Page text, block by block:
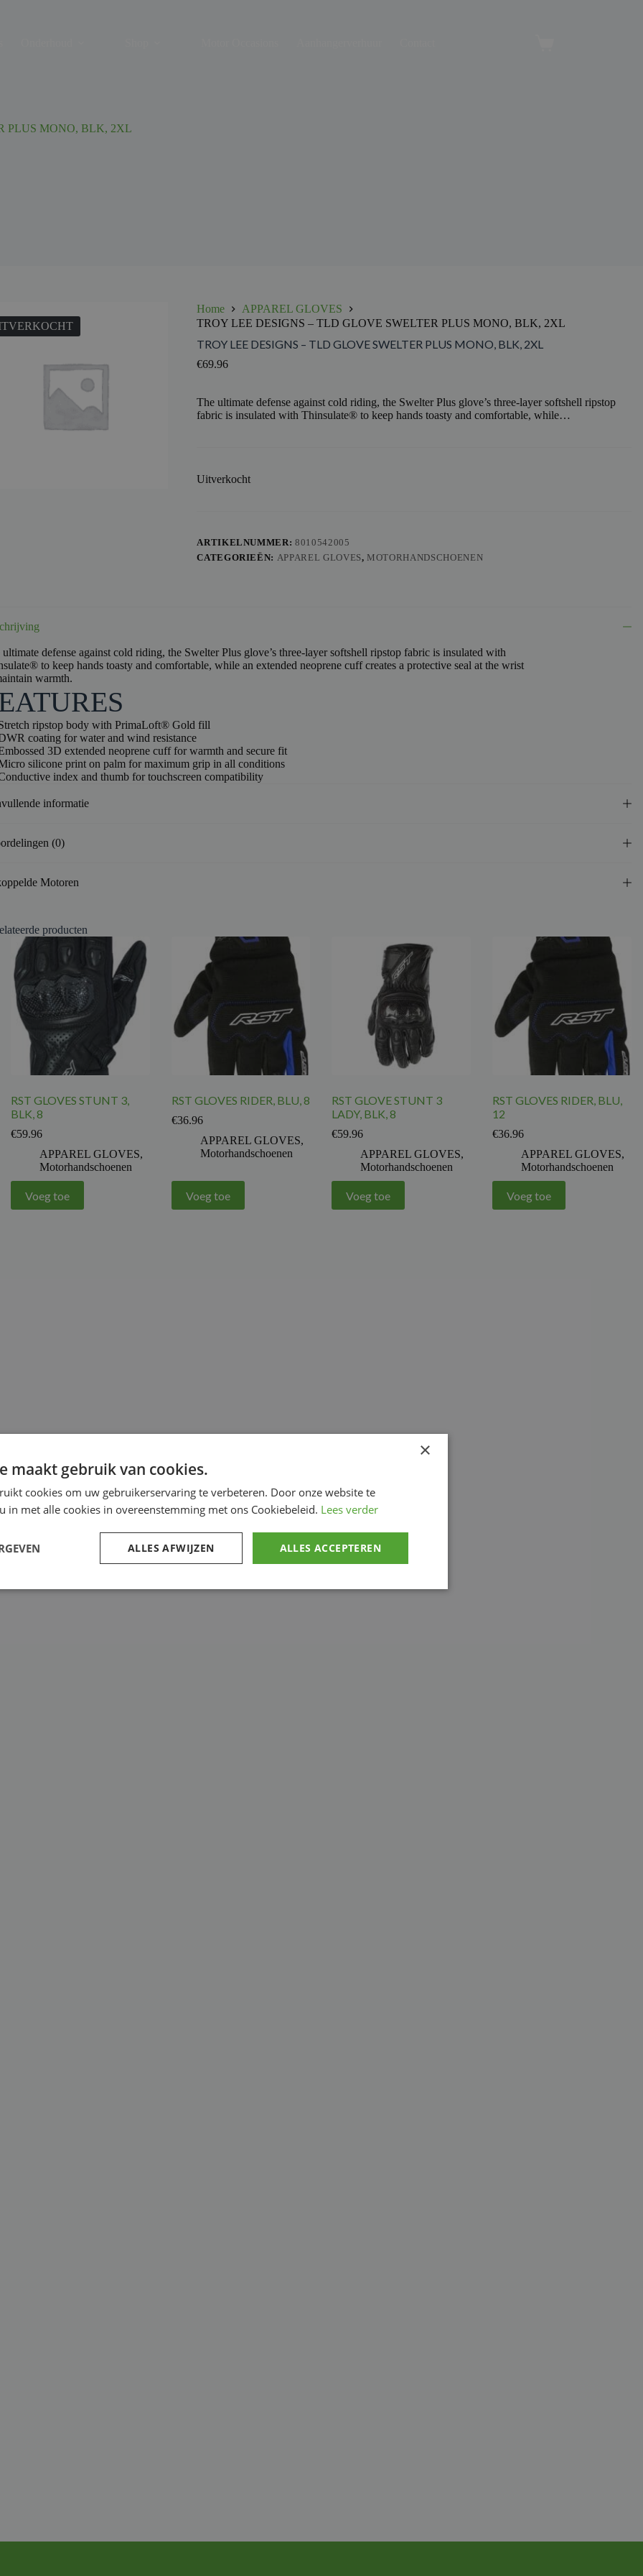
PLUS MONO, BLK, 2XL
Home
APPAREL GLOVES
TROY LEE DESIGNS – TLD GLOVE SWELTER PLUS MONO, BLK, 2XL
TROY LEE DESIGNS – TLD GLOVE SWELTER PLUS MONO, BLK, 2XL
€69.96
The ultimate defense against cold riding, the Swelter Plus glove’s three-layer softshell ripstop
fabric is insulated with Thinsulate® to keep hands toasty and comfortable, while…
Uitverkocht
ARTIKELNUMMER:8010542005
CATEGORIEËN: APPAREL GLOVES, MOTORHANDSCHOENEN
ultimate defense against cold riding, the Swelter Plus glove’s three-layer softshell ripstop fabric is insulated with
to keep hands toasty and comfortable, while an extended neoprene cuff creates a protective seal at the wrist
warmth.
ripstop body with PrimaLoft® Gold fill
coating for water and wind resistance
3D extended neoprene cuff for warmth and secure fit
silicone print on palm for maximum grip in all conditions
index and thumb for touchscreen compatibility
informatie
(0)
Motoren
producten
RST GLOVES STUNT 3,
BLK, 8
€59.96
APPAREL GLOVES,
Motorhandschoenen
Voeg toe
RST GLOVES RIDER, BLU, 8
€36.96
APPAREL GLOVES,
Motorhandschoenen
Voeg toe
RST GLOVE STUNT 3
LADY, BLK, 8
€59.96
APPAREL GLOVES,
Motorhandschoenen
Voeg toe
RST GLOVES RIDER, BLU,
12
€36.96
APPAREL GLOVES,
Motorhandschoenen
Voeg toe
×
maakt gebruik van cookies.
cookies om uw gebruikerservaring te verbeteren. Door onze website te
in met alle cookies in overeenstemming met ons Cookiebeleid. Lees verder
ALLES ACCEPTEREN
ALLES AFWIJZEN